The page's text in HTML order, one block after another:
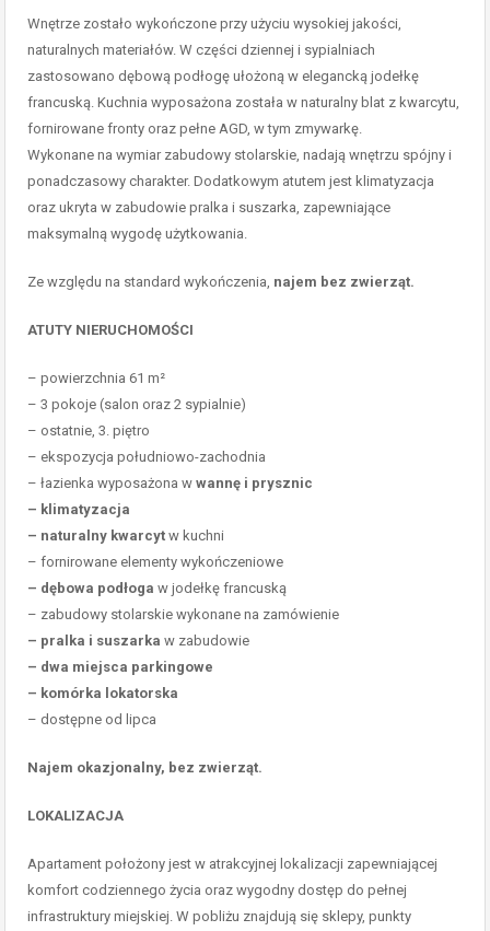
Wnętrze zostało wykończone przy użyciu wysokiej jakości,
naturalnych materiałów. W części dziennej i sypialniach
zastosowano dębową podłogę ułożoną w elegancką jodełkę
francuską. Kuchnia wyposażona została w naturalny blat z kwarcytu,
fornirowane fronty oraz pełne AGD, w tym zmywarkę.
Wykonane na wymiar zabudowy stolarskie, nadają wnętrzu spójny i
ponadczasowy charakter. Dodatkowym atutem jest klimatyzacja
oraz ukryta w zabudowie pralka i suszarka, zapewniające
maksymalną wygodę użytkowania.
Ze względu na standard wykończenia, najem bez zwierząt.
ATUTY NIERUCHOMOŚCI
– powierzchnia 61 m²
– 3 pokoje (salon oraz 2 sypialnie)
– ostatnie, 3. piętro
– ekspozycja południowo-zachodnia
– łazienka wyposażona w wannę i prysznic
– klimatyzacja
– naturalny kwarcyt w kuchni
– fornirowane elementy wykończeniowe
– dębowa podłoga w jodełkę francuską
– zabudowy stolarskie wykonane na zamówienie
– pralka i suszarka w zabudowie
– dwa miejsca parkingowe
– komórka lokatorska
– dostępne od lipca
Najem okazjonalny, bez zwierząt.
LOKALIZACJA
Apartament położony jest w atrakcyjnej lokalizacji zapewniającej
komfort codziennego życia oraz wygodny dostęp do pełnej
infrastruktury miejskiej. W pobliżu znajdują się sklepy, punkty